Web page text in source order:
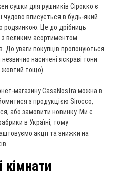
сушки для рушників Сірокко є
чудово вписується в будь-який
родзинкою. Це до дрібниць
з великим асортиментом
До уваги покупців пропонуються
насичені яскраві тони
жовтий тощо).
магазину CasaNostra можна в
з продукцією Sirocco,
або замовити новинку. Ми є
в Україні, тому
акції та знижки на
кімнати